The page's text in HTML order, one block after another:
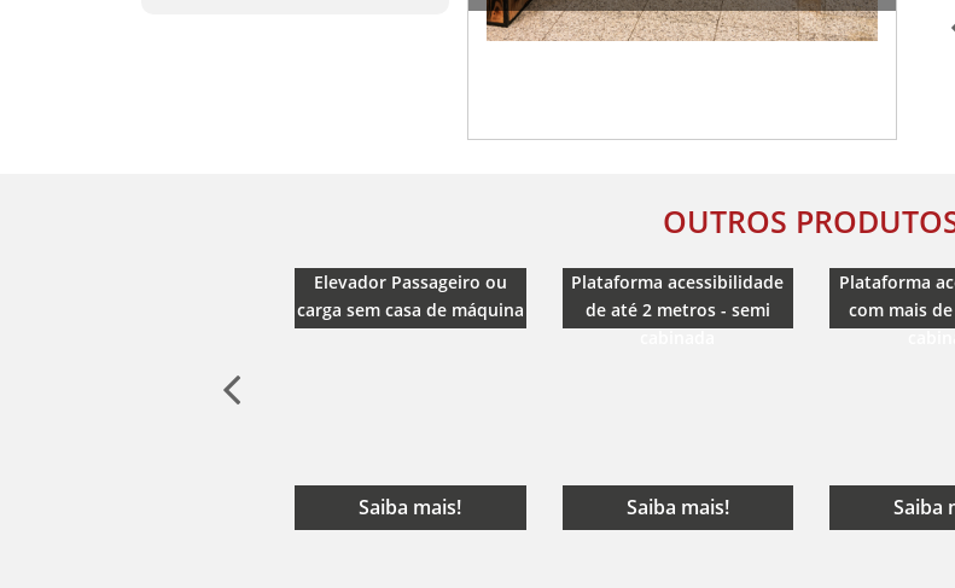
OUTROS
Elevador Passageiro ou
carga sem casa de máquina
Saiba mais!
Plataforma acessibilidade
de até 2 metros - semi
Saiba mais!
Plataforma
com mais
Saiba